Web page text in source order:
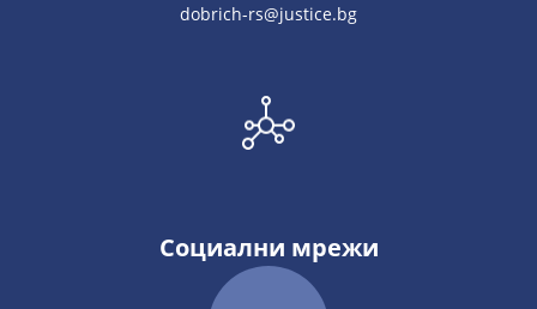
dobrich-rs@justice.bg
Социални мрежи